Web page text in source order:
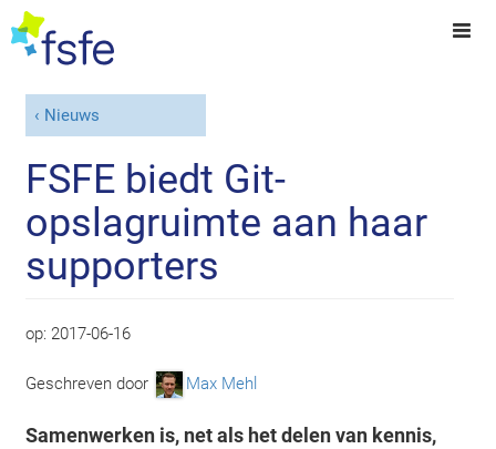
Nieuws
FSFE biedt Git-
opslagruimte aan haar
supporters
op: 2017-06-16
Geschreven door Max Mehl
Samenwerken is, net als het delen van kennis,